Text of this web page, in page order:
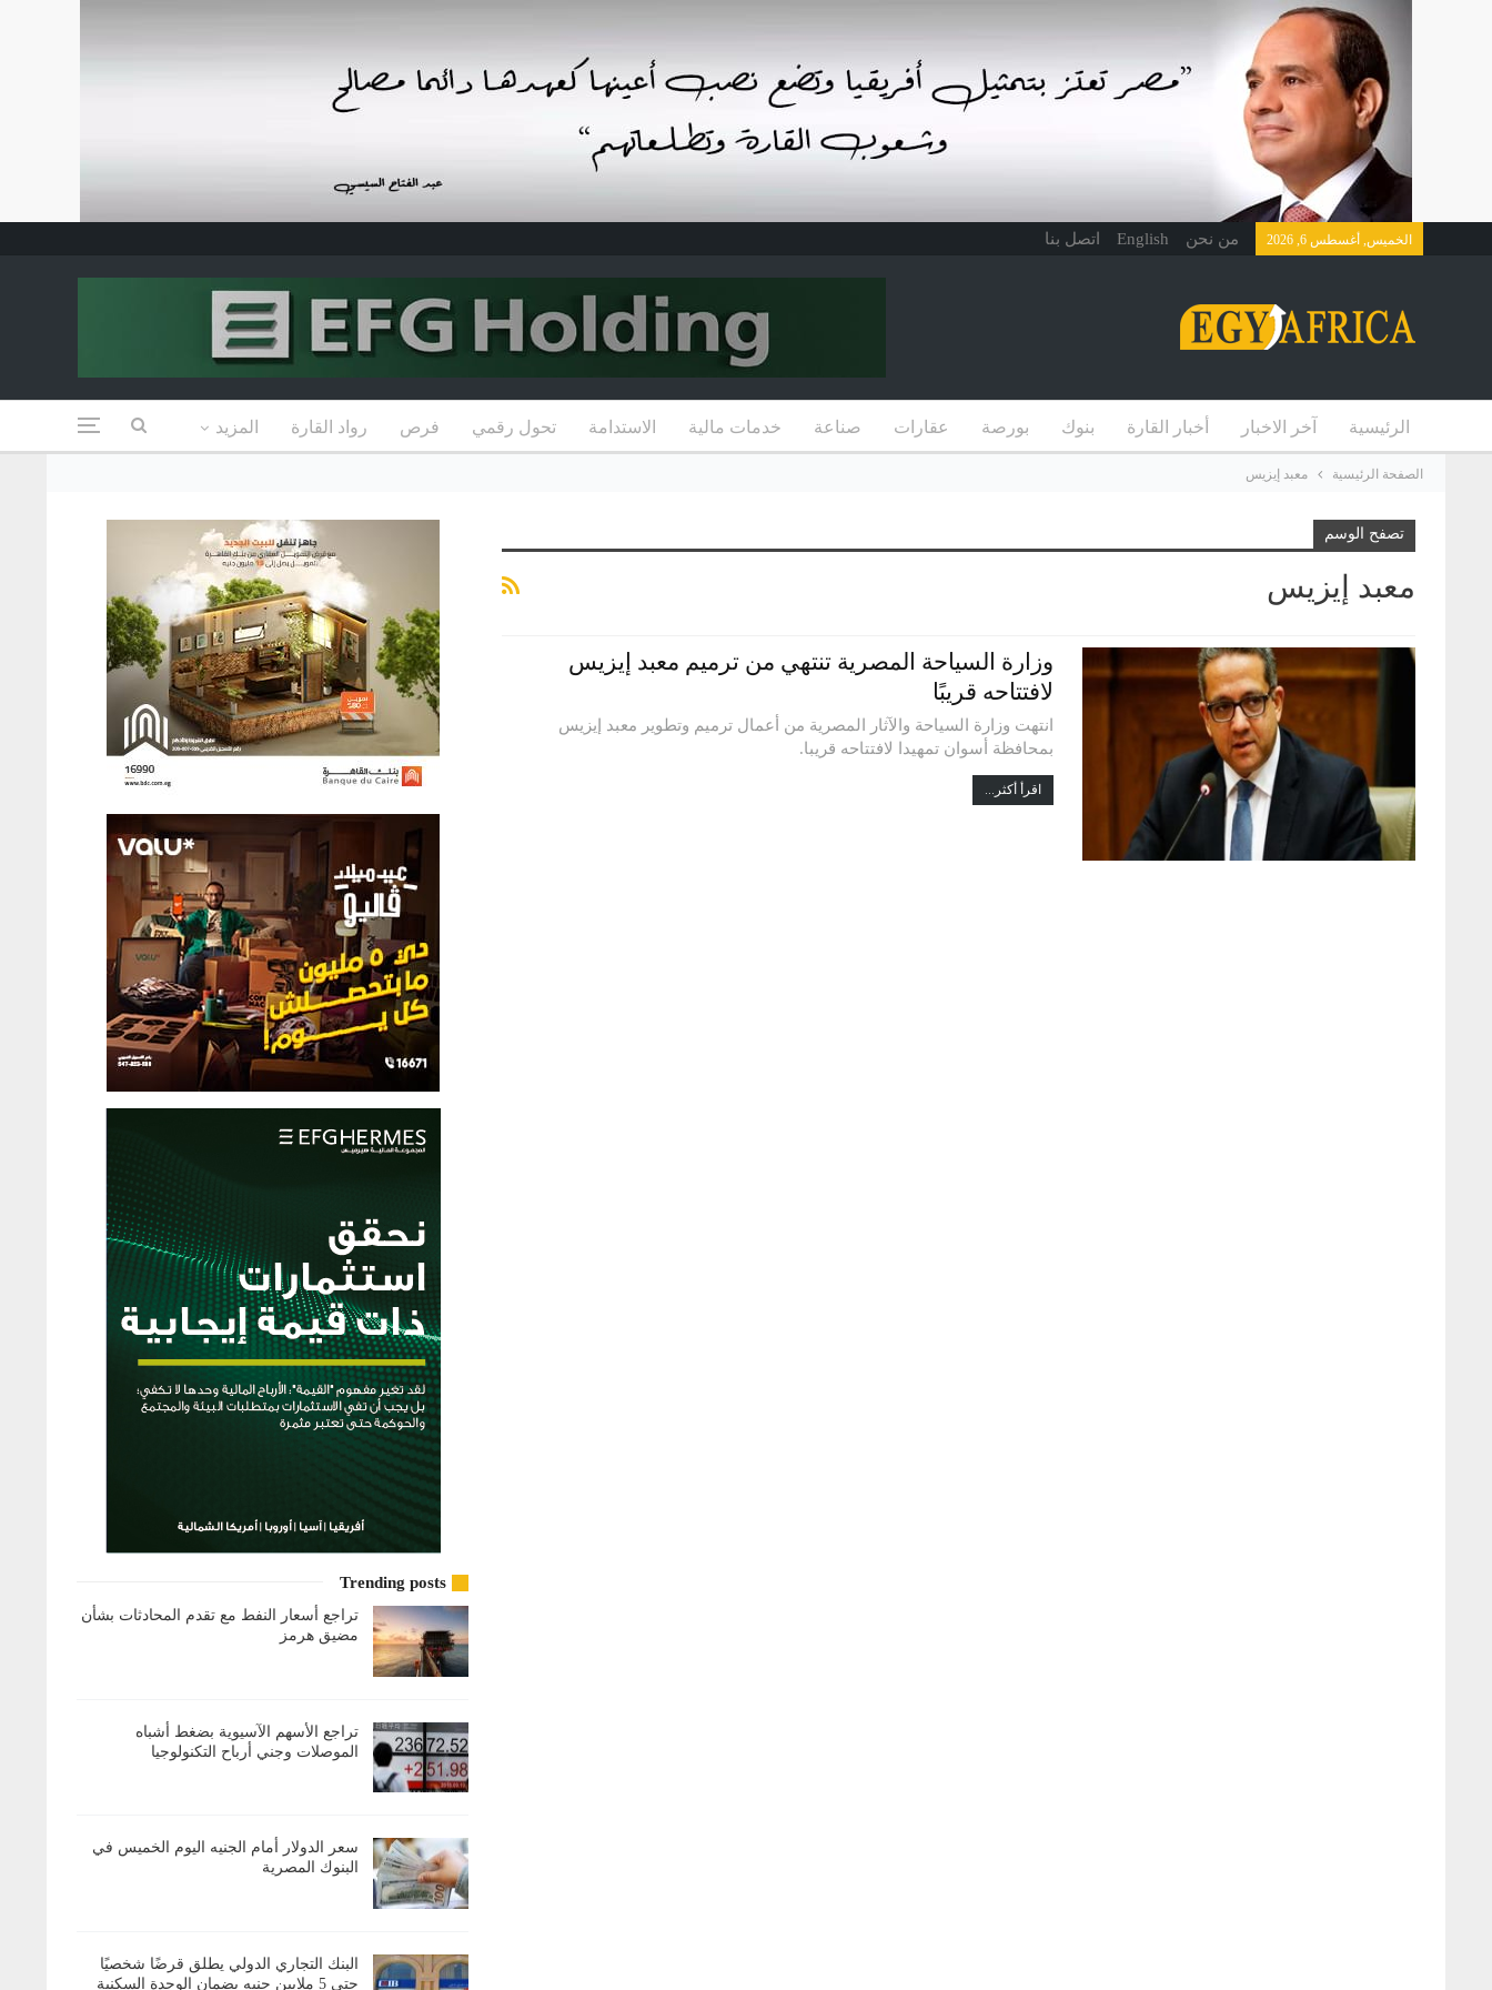
الخميس, أغسطس 6, 2026 من نحن English اتصل بنا
الرئيسية آخر الاخبار أخبار القارة بنوك بورصة عقارات صناعة خدمات مالية الاستدامة تحول رقمي فرص رواد القارة المزيد
الصفحة الرئيسية معبد إيزيس
تصفح الوسم
معبد إيزيس
وزارة السياحة المصرية تنتهي من ترميم معبد إيزيس
لافتتاحه قريبًا
انتهت وزارة السياحة والآثار المصرية من أعمال ترميم وتطوير معبد إيزيس
بمحافظة أسوان تمهيدا لافتتاحه قريبا.
اقرأ أكثر...
Trending posts
تراجع أسعار النفط مع تقدم المحادثات بشأن
مضيق هرمز
تراجع الأسهم الآسيوية بضغط أشباه
الموصلات وجني أرباح التكنولوجيا
سعر الدولار أمام الجنيه اليوم الخميس في
البنوك المصرية
البنك التجاري الدولي يطلق قرضًا شخصيًا
حتى 5 ملايين جنيه بضمان الوحدة السكنية